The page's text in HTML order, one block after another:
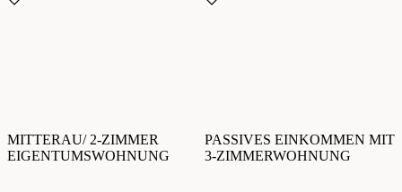
MITTERAU/ 2-ZIMMER
EIGENTUMSWOHNUNG
PASSIVES EINKOMMEN MIT
3-ZIMMERWOHNUNG